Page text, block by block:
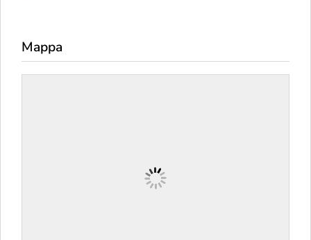
Mappa